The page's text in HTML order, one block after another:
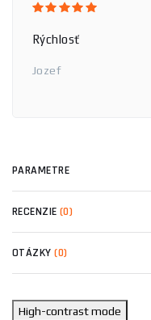
Rýchlosť
Jozef
PARAMETRE
RECENZIE (0)
OTÁZKY(0)
High-contrast mode